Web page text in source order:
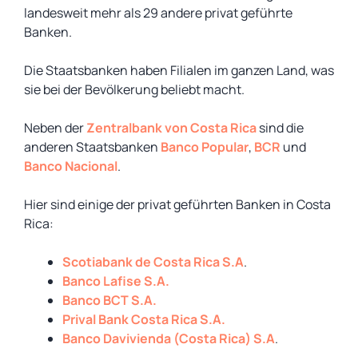
landesweit mehr als 29 andere privat geführte
Banken.
Die Staatsbanken haben Filialen im ganzen Land, was
sie bei der Bevölkerung beliebt macht.
Neben derZentralbank von Costa Ricasind die
anderen Staatsbanken Banco Popular, BCR und
Banco Nacional.
Hier sind einige der privat geführten Banken in Costa
Rica:
Scotiabank de Costa Rica S.A.
Banco Lafise S.A.
Banco BCT S.A.
Prival Bank Costa Rica S.A.
Banco Davivienda (Costa Rica) S.A.